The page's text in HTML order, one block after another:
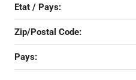
Etat / Pays:
Zip/Postal Code:
Pays: